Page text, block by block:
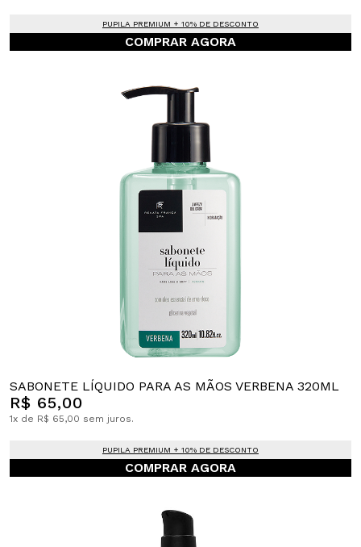
PUPILA PREMIUM + 10% DE DESCONTO
COMPRAR AGORA
SABONETE LÍQUIDO PARA AS MÃOS VERBENA 320ML
R$ 65,00
1x de R$ 65,00 sem juros.
PUPILA PREMIUM + 10% DE DESCONTO
COMPRAR AGORA